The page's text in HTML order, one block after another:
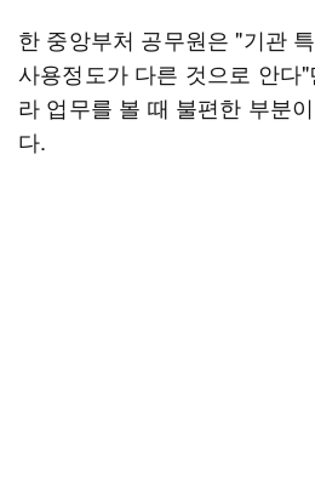
한 중앙부처 공무원은 "기관
사용정도가 다른 것으로 안다
라 업무를 볼 때 불편한 부분
다.